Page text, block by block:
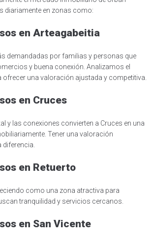
diariamente en zonas como:
en Arteagabeitia
demandadas por familias y personas que
y buena conexión. Analizamos el
ofrecer una valoración ajustada y competitiva.
en Cruces
y las conexiones convierten a Cruces en una
Tener una valoración
diferencia.
en Retuerto
como una zona atractiva para
tranquilidad y servicios cercanos.
en San Vicente